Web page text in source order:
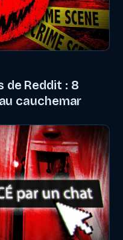
de Reddit : 8
cauchemar